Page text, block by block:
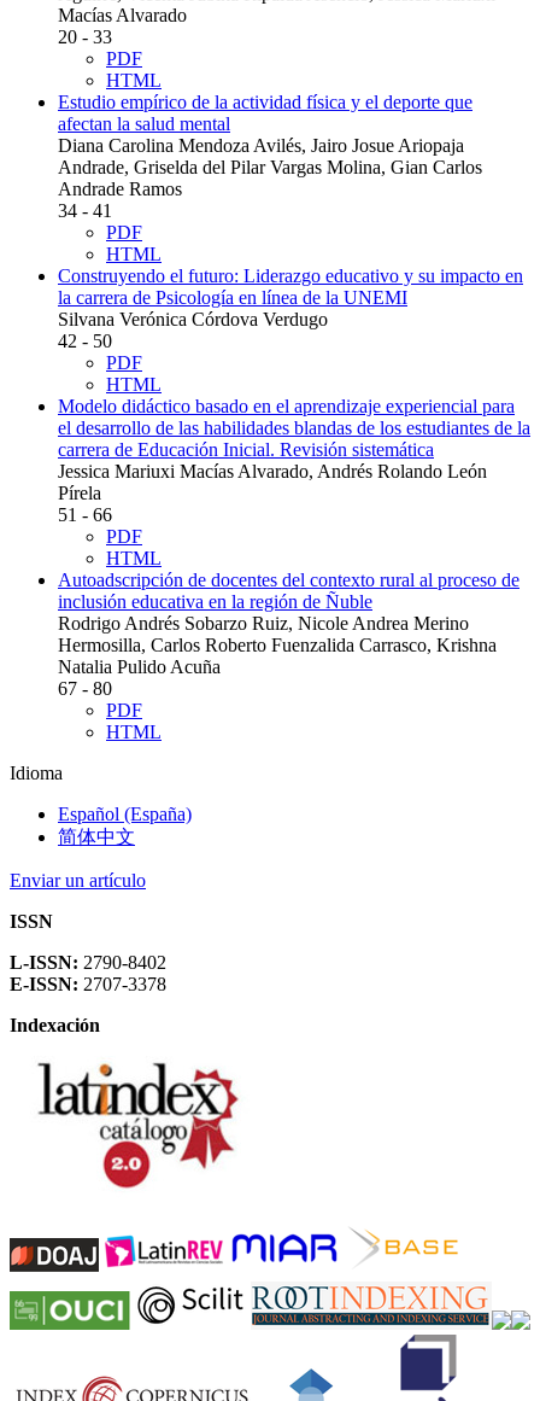
Macías Alvarado
20 - 33
PDF
HTML
Estudio empírico de la actividad física y el deporte que
afectan la salud mental
Diana Carolina Mendoza Avilés, Jairo Josue Ariopaja
Andrade, Griselda del Pilar Vargas Molina, Gian Carlos
Andrade Ramos
34 - 41
PDF
HTML
Construyendo el futuro: Liderazgo educativo y su impacto en
la carrera de Psicología en línea de la UNEMI
Silvana Verónica Córdova Verdugo
42 - 50
PDF
HTML
Modelo didáctico basado en el aprendizaje experiencial para
el desarrollo de las habilidades blandas de los estudiantes de la
carrera de Educación Inicial. Revisión sistemática
Jessica Mariuxi Macías Alvarado, Andrés Rolando León
Pírela
51 - 66
PDF
HTML
Autoadscripción de docentes del contexto rural al proceso de
inclusión educativa en la región de Ñuble
Rodrigo Andrés Sobarzo Ruiz, Nicole Andrea Merino
Hermosilla, Carlos Roberto Fuenzalida Carrasco, Krishna
Natalia Pulido Acuña
67 - 80
PDF
HTML
Idioma
Español (España)
简体中文
Enviar un artículo
ISSN
L-ISSN: 2790-8402
E-ISSN: 2707-3378
Indexación